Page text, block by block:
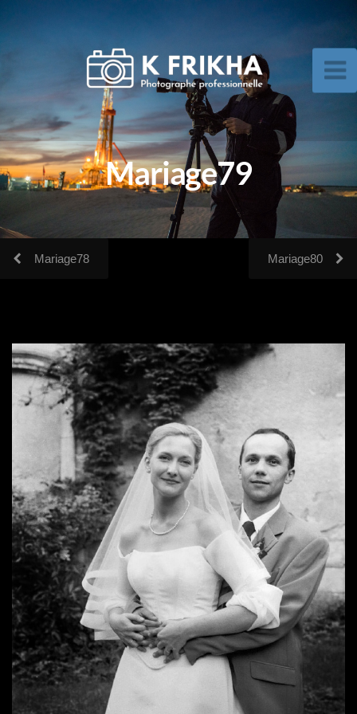
Mariage79
Mariage78 Mariage80